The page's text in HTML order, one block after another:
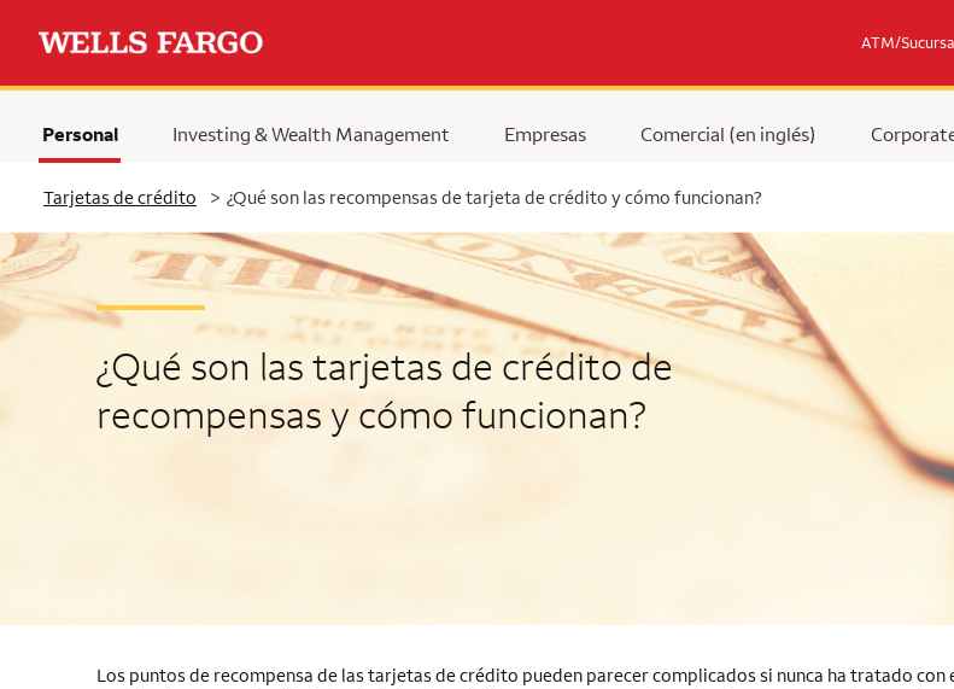
ATM/
Personal Investing & Wealth Management Empresas Comercial (en inglés)
Tarjetas de crédito > ¿Qué son las recompensas de tarjeta de crédito y cómo funcionan?
¿Qué son las tarjetas de crédito de
recompensas y cómo funcionan?
Los puntos de recompensa de las tarjetas de crédito pueden parecer complicados si nunca ha tratado